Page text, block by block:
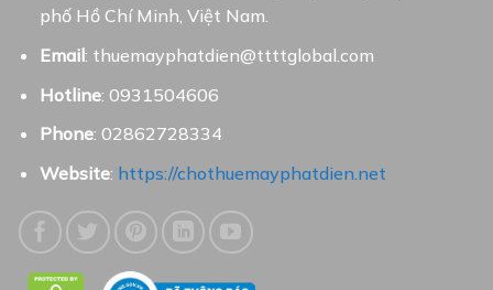
phố Hồ Chí Minh, Việt Nam.
Email: thuemayphatdien@ttttglobal.com
Hotline: 0931504606
Phone: 02862728334
Website: https://chothuemayphatdien.net